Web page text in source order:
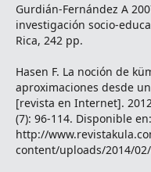
Gurdián-Fernández A
investigación socio-
Rica, 242 pp.
Hasen F. La noción de
aproximaciones desde
[revista en Internet].
(7): 96-114. Disponible en:
http://
content/uploads/2014/02/